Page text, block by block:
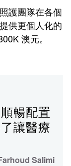
護團隊在各個
供更個人化的
澳元。
暢配置
讓醫療
Salimi